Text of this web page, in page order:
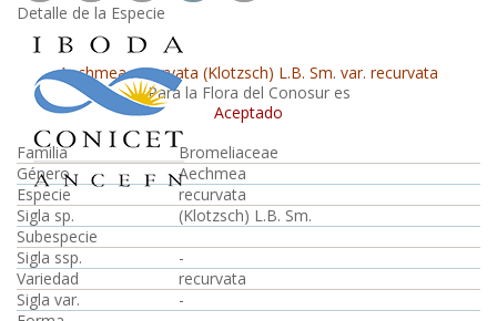
Detalle de la Especie
Aechmea recurvata (Klotzsch) L.B. Sm. var. recurvata
Para la Flora del Conosur es
Aceptado
Familia
Bromeliaceae
Género
Aechmea
Especie
recurvata
Sigla sp.
(Klotzsch) L.B. Sm.
Subespecie
Sigla ssp.
-
Variedad
recurvata
Sigla var.
-